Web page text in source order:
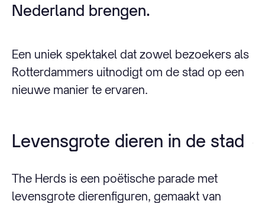
Nederland brengen.
Een uniek spektakel dat zowel bezoekers als
Rotterdammers uitnodigt om de stad op een
nieuwe manier te ervaren.
Levensgrote dieren in de stad
The Herds is een poëtische parade met
levensgrote dierenfiguren, gemaakt van